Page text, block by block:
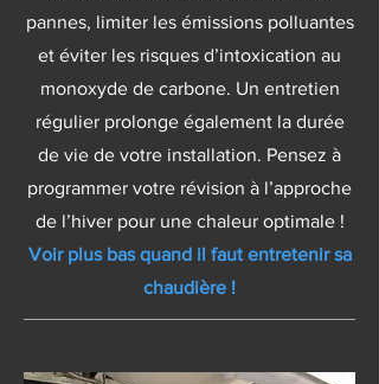
pannes, limiter les émissions polluantes
et éviter les risques d’intoxication au
monoxyde de carbone. Un entretien
régulier prolonge également la durée
de vie de votre installation. Pensez à
programmer votre révision à l’approche
de l’hiver pour une chaleur optimale !
Voir plus bas quand il faut entretenir sa
chaudière !